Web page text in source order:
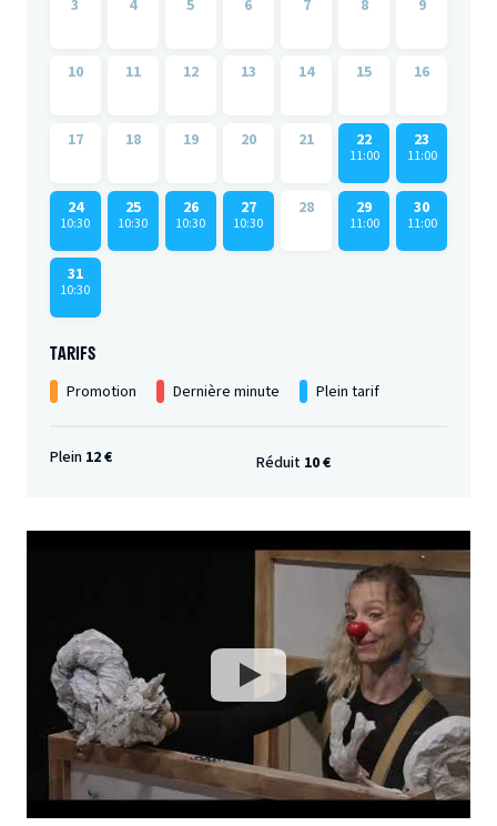
3 4 5 6 7 8 9
10 11 12 13 14 15 16
17 18 19 20 21 22
11:00
23
11:00
24
10:30
25
10:30
26
10:30
27
10:30
28 29
11:00
30
11:00
31
10:30
TARIFS
Promotion Dernière minute Plein tarif
Plein 12 € Réduit 10 €